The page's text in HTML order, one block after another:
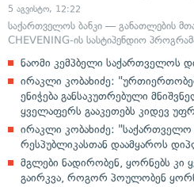
5 აგვისტო, 12:22
საქართველოს ბანკი — განათლების
CHEVENING-ის სასტიპენდიო
ნაომი კემპბელი საქართველოს
ირაკლი კობახიძე:
ენიჭება განსაკუთრებული
ყველაფერს გააკეთებს კიდევ
ირაკლი კობახიძე: "საქართველო
რესპუბლიკასთან დაამყაროს
მგლები ნადირობენ, ყორნებს
გაირკვა, როგორ პოულობენ